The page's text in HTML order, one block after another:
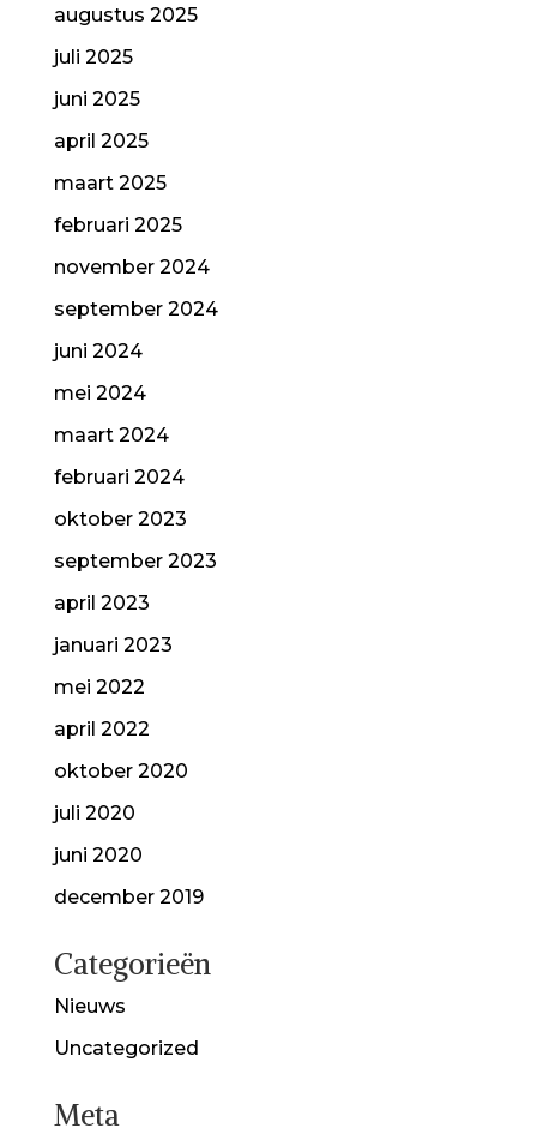
augustus 2025
juli 2025
juni 2025
april 2025
maart 2025
februari 2025
november 2024
september 2024
juni 2024
mei 2024
maart 2024
februari 2024
oktober 2023
september 2023
april 2023
januari 2023
mei 2022
april 2022
oktober 2020
juli 2020
juni 2020
december 2019
Categorieën
Nieuws
Uncategorized
Meta